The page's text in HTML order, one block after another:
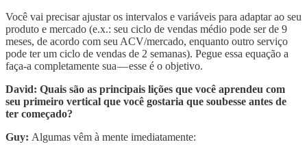
Você vai precisar ajustar os intervalos e variáveis para adaptar ao seu
produto e mercado (e.x.: seu ciclo de vendas médio pode ser de 9
meses, de acordo com seu ACV/mercado, enquanto outro serviço
pode ter um ciclo de vendas de 2 semanas). Pegue essa equação a
faça-a completamente sua — esse é o objetivo.
David: Quais são as principais lições que você aprendeu com
seu primeiro vertical que você gostaria que soubesse antes de
ter começado?
Guy: Algumas vêm à mente imediatamente: